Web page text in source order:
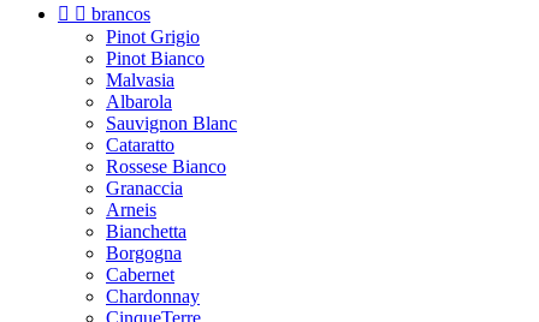
  brancos
Pinot Grigio
Pinot Bianco
Malvasia
Albarola
Sauvignon Blanc
Cataratto
Rossese Bianco
Granaccia
Arneis
Bianchetta
Borgogna
Cabernet
Chardonnay
CinqueTerre